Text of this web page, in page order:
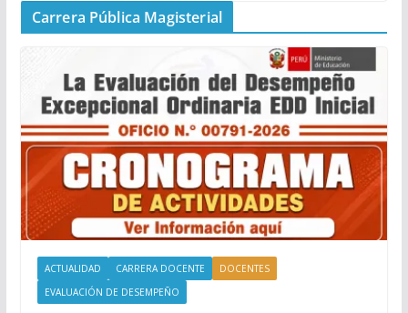
Carrera Pública Magisterial
ACTUALIDAD CARRERA DOCENTE
DOCENTES
EVALUACIÓN DE DESEMPEÑO